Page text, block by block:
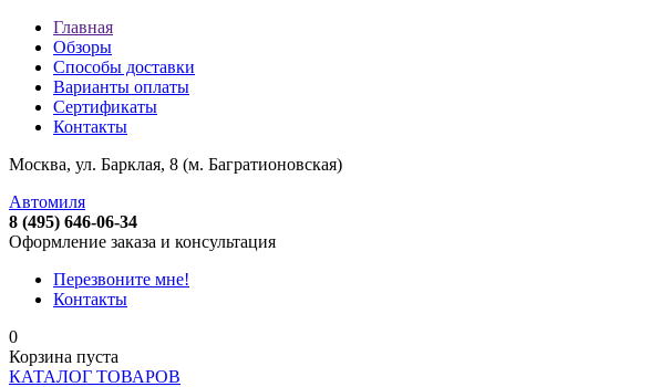
Главная
Обзоры
Способы доставки
Варианты оплаты
Сертификаты
Контакты
Москва, ул. Барклая, 8 (м. Багратионовская)
Автомиля
8 (495) 646-06-34
Оформление заказа и консультация
Перезвоните мне!
Контакты
0
Корзина пуста
КАТАЛОГ ТОВАРОВ